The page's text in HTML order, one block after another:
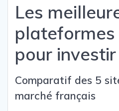
Les
plateformes
pour
Comparatif des 5
marché français